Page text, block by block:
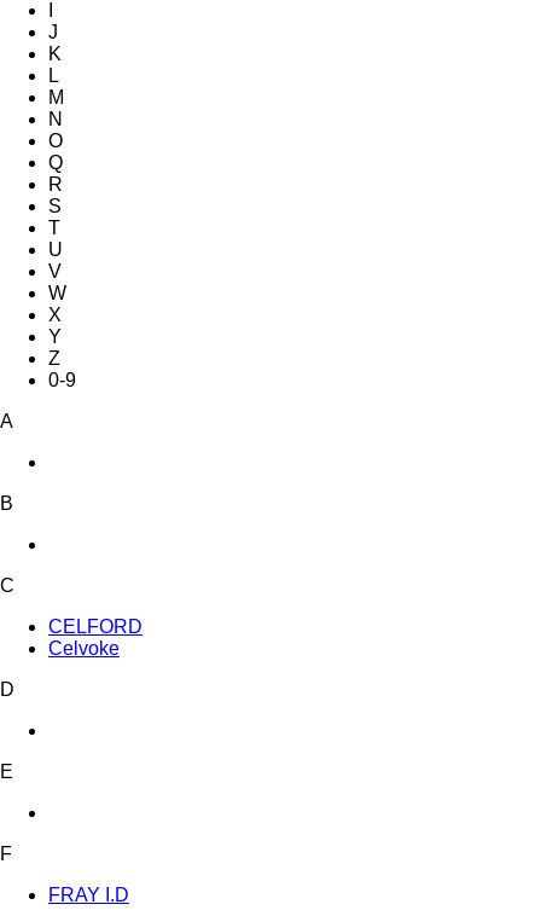
J
K
L
M
N
O
Q
R
S
T
U
V
W
X
Y
Z
0-9
A
B
C
CELFORD
Celvoke
D
E
F
FRAY I.D